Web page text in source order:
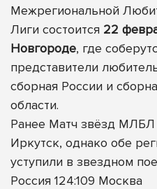
Межрегиональной
Лиги состоится 22
Новгороде, где
представители
сборная России и
области.
Ранее Матч звёзд
Иркутск, однако обе
уступили в звездном
Россия 124:109 Москва